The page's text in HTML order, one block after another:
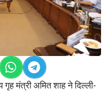
गृह मंत्री अमित शाह ने दिल्ली-